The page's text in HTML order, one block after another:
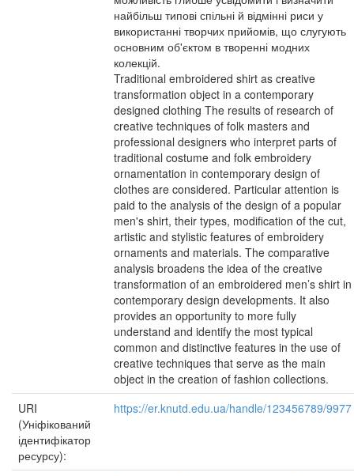
найбільш типові спільні й відмінні риси у
використанні творчих прийомів, що слугують
основним об'єктом в творенні модних
колекцій.
Traditional embroidered shirt as creative
transformation object in a contemporary
designed clothing The results of research of
creative techniques of folk masters and
professional designers who interpret parts of
traditional costume and folk embroidery
ornamentation in contemporary design of
clothes are considered. Particular attention is
paid to the analysis of the design of a popular
men's shirt, their types, modification of the cut,
artistic and stylistic features of embroidery
ornaments and materials. The comparative
analysis broadens the idea of the creative
transformation of an embroidered men’s shirt in
contemporary design developments. It also
provides an opportunity to more fully
understand and identify the most typical
common and distinctive features in the use of
creative techniques that serve as the main
object in the creation of fashion collections.
URI
(Уніфікований
ідентифікатор
ресурсу):
https://er.knutd.edu.ua/handle/123456789/9977